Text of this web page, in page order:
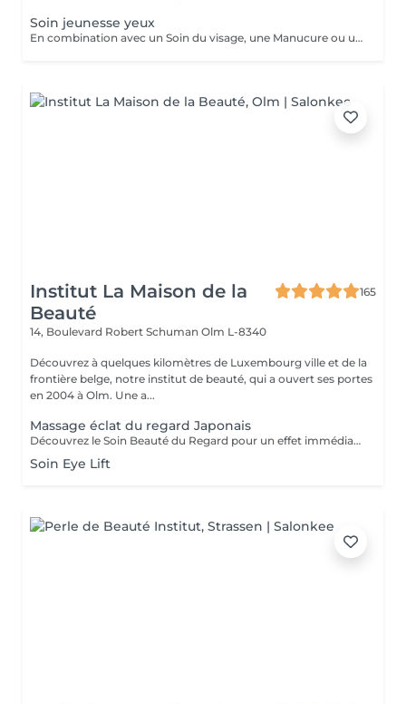
Soin jeunesse yeux
En combination avec un Soin du visage, une Manucure ou une Pédicure Patch Gel Liftant- Technologie cellulaire
Institut La Maison de la
Beauté
165
14, Boulevard Robert Schuman Olm L-8340
Découvrez à quelques kilomètres de Luxembourg ville et de la
frontière belge, notre institut de beauté, qui a ouvert ses portes
en 2004 à Olm. Une a...
Massage éclat du regard Japonais
Découvrez le Soin Beauté du Regard pour un effet immédiat et visible. Grâce au drainage, aux points d'acupression et au massage stimulant, le regard est défatigué, les cernes et poches atténués, et les ridules lissées dès la première séance. Un moment de détente profonde, idéal seul ou en complément d'un soin, pour un regard lumineux et reposé.
Soin Eye Lift